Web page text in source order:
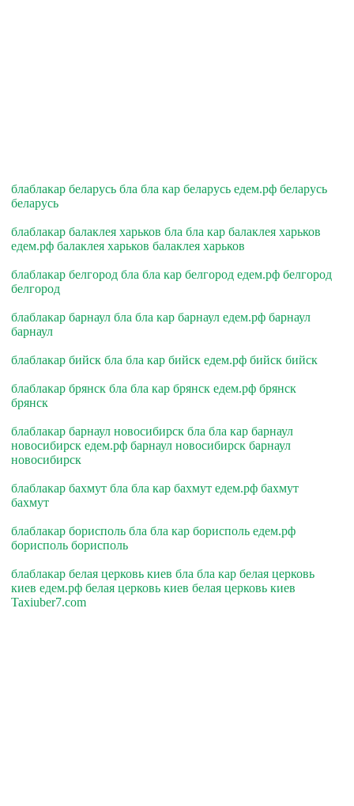
блаблакар беларусь бла бла кар беларусь едем.рф беларусь
беларусь
блаблакар балаклея харьков бла бла кар балаклея харьков
едем.рф балаклея харьков балаклея харьков
блаблакар белгород бла бла кар белгород едем.рф белгород
белгород
блаблакар барнаул бла бла кар барнаул едем.рф барнаул
барнаул
блаблакар бийск бла бла кар бийск едем.рф бийск бийск
блаблакар брянск бла бла кар брянск едем.рф брянск
брянск
блаблакар барнаул новосибирск бла бла кар барнаул
новосибирск едем.рф барнаул новосибирск барнаул
новосибирск
блаблакар бахмут бла бла кар бахмут едем.рф бахмут
бахмут
блаблакар борисполь бла бла кар борисполь едем.рф
борисполь борисполь
блаблакар белая церковь киев бла бла кар белая церковь
киев едем.рф белая церковь киев белая церковь киев
Taxiuber7.com